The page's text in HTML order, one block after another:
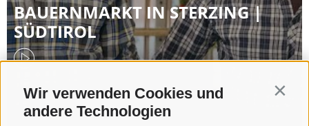
Wir verwenden Cookies und
andere Technologien
BAUERNMARKT IN STERZING |
SÜDTIROL